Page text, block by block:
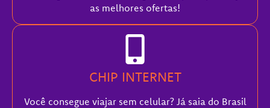
as melhores ofertas!
CHIP INTERNET
Você consegue viajar sem celular? Já saia do Brasil